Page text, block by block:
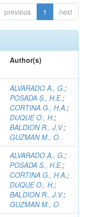
previous 1 next
Author(s)
ALVARADO A., G.;
POSADA S., H.E.;
CORTINA G., H.A.;
DUQUE O., H.;
BALDION R., J.V.;
GUZMAN M., O.
ALVARADO A., G.;
POSADA S., H.E.;
CORTINA G., H.A.;
DUQUE O., H.;
BALDION R., J.V.;
GUZMAN M., O.